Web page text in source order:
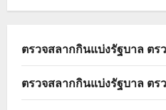
ตรวจสลากกินแบ่งรัฐบาล ตร
ตรวจสลากกินแบ่งรัฐบาล ตร